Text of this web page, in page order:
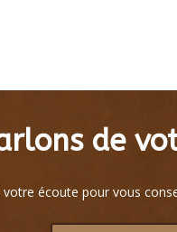
de
écoute pour vous